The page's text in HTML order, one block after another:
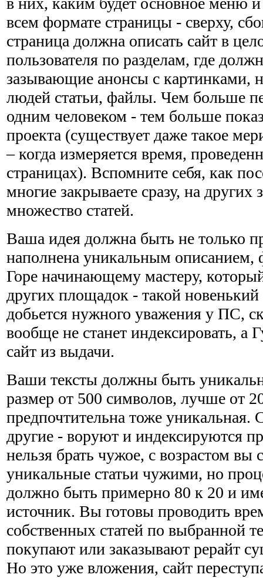
всем формате страницы - сверху,
страница должна описать сайт в
пользователя по разделам, где
зазывающие анонсы с картинками,
людей статьи, файлы. Чем больше
одним человеком - тем больше
проекта (существует даже такое
– когда измеряется время,
страницах). Вспомните себя, как
многие закрываете сразу, на других
множество статей.
Ваша идея должна быть не только
наполнена уникальным описанием,
Горе начинающему мастеру,
других площадок - такой новенький
добьется нужного уважения у ПС,
вообще не станет индексировать, а
сайт из выдачи.
Ваши тексты должны быть
размер от 500 символов, лучше от
предпочтительна тоже уникальная.
другие - воруют и индексируются
нельзя брать чужое, с возрастом вы
уникальные статьи чужими, но
должно быть примерно 80 к 20 и
источник. Вы готовы проводить
собственных статей по выбранной
покупают или заказывают рерайт
Но это уже вложения, сайт